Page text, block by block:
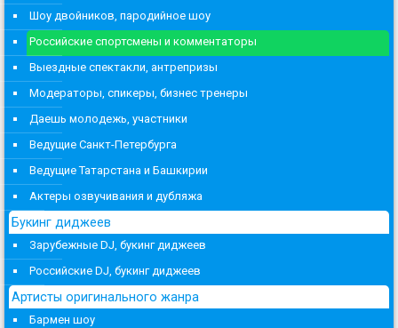
Шоу двойников, пародийное шоу
Российские спортсмены и комментаторы
Выездные спектакли, антрепризы
Модераторы, спикеры, бизнес тренеры
Даешь молодежь, участники
Ведущие Санкт-Петербурга
Ведущие Татарстана и Башкирии
Актеры озвучивания и дубляжа
Букинг диджеев
Зарубежные DJ, букинг диджеев
Российские DJ, букинг диджеев
Артисты оригинального жанра
Бармен шоу